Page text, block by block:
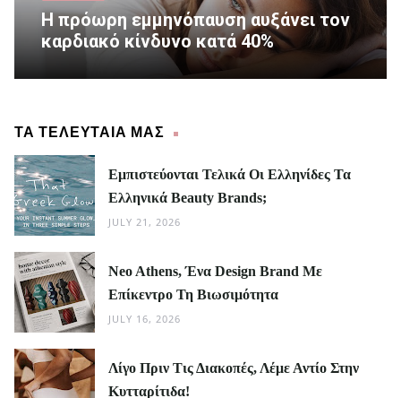
Η πρόωρη εμμηνόπαυση αυξάνει τον
καρδιακό κίνδυνο κατά 40%
ΤΑ ΤΕΛΕΥΤΑΙΑ ΜΑΣ
Εμπιστεύονται Τελικά Οι Ελληνίδες Τα
Ελληνικά Beauty Brands;
JULY 21, 2026
Neo Athens, Ένα Design Brand Με
Επίκεντρο Τη Βιωσιμότητα
JULY 16, 2026
Λίγο Πριν Τις Διακοπές, Λέμε Αντίο Στην
Κυτταρίτιδα!